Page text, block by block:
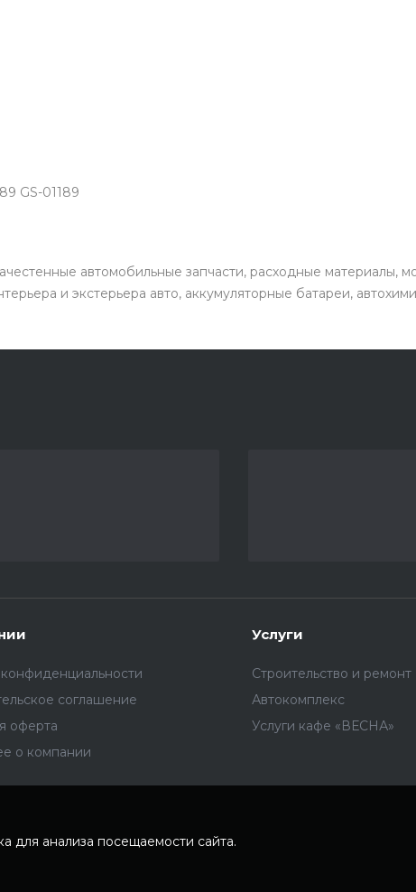
GS-01189
автомобильные запчасти, расходные материалы,
и экстерьера авто, аккумуляторные батареи,
соглашение
оферта
о компании
Услуги
Строительство и ремонт
Автокомплекс
Услуги кафе «ВЕСНА»
для анализа посещаемости сайта.